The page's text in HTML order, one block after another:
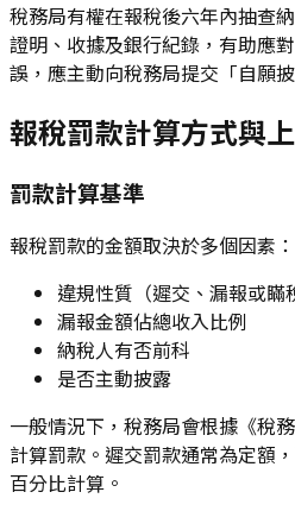
稅務局有權在報稅後六年內抽查
證明、收據及銀行紀錄，有助應
誤，應主動向稅務局提交「自願
報稅罰款計算方式與
罰款計算基準
報稅罰款的金額取決於多個因素：
違規性質（遲交、漏報或瞞
漏報金額佔總收入比例
納稅人有否前科
是否主動披露
一般情況下，稅務局會根據《稅
計算罰款。遲交罰款通常為定額
百分比計算。